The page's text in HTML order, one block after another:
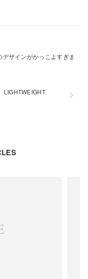
ザインがかっこよすぎま
LIGHTWEIGHT